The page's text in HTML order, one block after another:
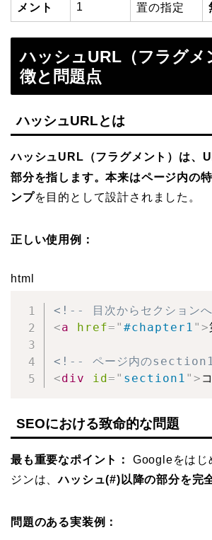
メント 1 置の指定
ハッシュURL（フラグメ
徴と問題点
ハッシュURLとは
ハッシュURL（フラグメント）は、
部分を指します。本来はページ内の
ンプを目的として設計されました。
正しい使用例：
html
<!-- 目次からセクション
<a href= " #chapter1 " >
<!-- ページ内の
<div id= " section1 " >
SEOにおける致命的な問題
最も重要なポイント：
Googleをはじ
ジンは、ハッシュ(#)以降の部分を完
問題のある実装例：